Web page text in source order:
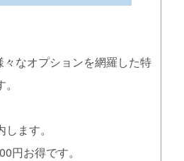
なオプションを網羅した特
ます。
円お得です。